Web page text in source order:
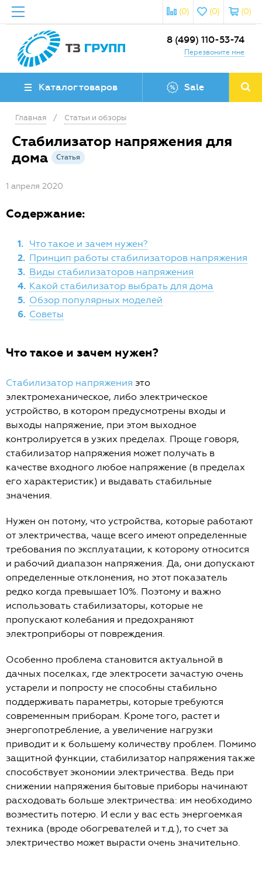
(0)
(0)
(0)
8 (499) 110-53-74
Перезвоните мне
Каталог товаров Sale
Главная / Статьи и обзоры
Стабилизатор напряжения для
дома
Статья
1 апреля 2020
Содержание:
1. Что такое и зачем нужен?
2. Принцип работы стабилизаторов напряжения
3. Виды стабилизаторов напряжения
4. Какой стабилизатор выбрать для дома
5. Обзор популярных моделей
6. Советы
Что такое и зачем нужен?
Стабилизатор напряжения это
электромеханическое, либо электрическое
устройство, в котором предусмотрены входы и
выходы напряжение, при этом выходное
контролируется в узких пределах. Проще говоря,
стабилизатор напряжения может получать в
качестве входного любое напряжение (в пределах
его характеристик) и выдавать стабильные
значения.
Нужен он потому, что устройства, которые работают
от электричества, чаще всего имеют определенные
требования по эксплуатации, к которому относится
и рабочий диапазон напряжения. Да, они допускают
определенные отклонения, но этот показатель
редко когда превышает 10%. Поэтому и важно
использовать стабилизаторы, которые не
пропускают колебания и предохраняют
электроприборы от повреждения.
Особенно проблема становится актуальной в
дачных поселках, где электросети зачастую очень
устарели и попросту не способны стабильно
поддерживать параметры, которые требуются
современным приборам. Кроме того, растет и
энергопотребление, а увеличение нагрузки
приводит и к большему количеству проблем. Помимо
защитной функции, стабилизатор напряжения также
способствует экономии электричества. Ведь при
снижении напряжения бытовые приборы начинают
расходовать больше электричества: им необходимо
возместить потерю. И если у вас есть энергоемкая
техника (вроде обогревателей и т.д.), то счет за
электричество может вырасти очень значительно.